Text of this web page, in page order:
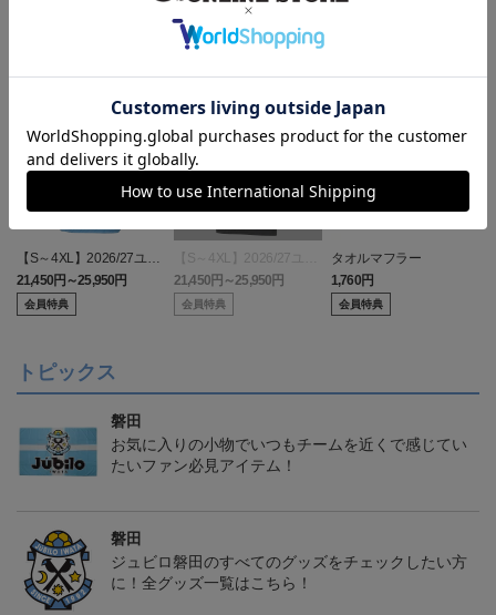
【S～4XL】2026/27ユニ
フォーム オーセンティッ
クモデル:FP1st
21,450円～25,950円
会員特典
【S～4XL】2026/27ユニ
フォーム オーセンティッ
クモデル:GK
21,450円～25,950円
会員特典
タオルマフラー
1,760円
会員特典
トピックス
磐田
お気に入りの小物でいつもチームを近くで感じてい
たいファン必見アイテム！
磐田
ジュビロ磐田のすべてのグッズをチェックしたい方
に！全グッズ一覧はこちら！